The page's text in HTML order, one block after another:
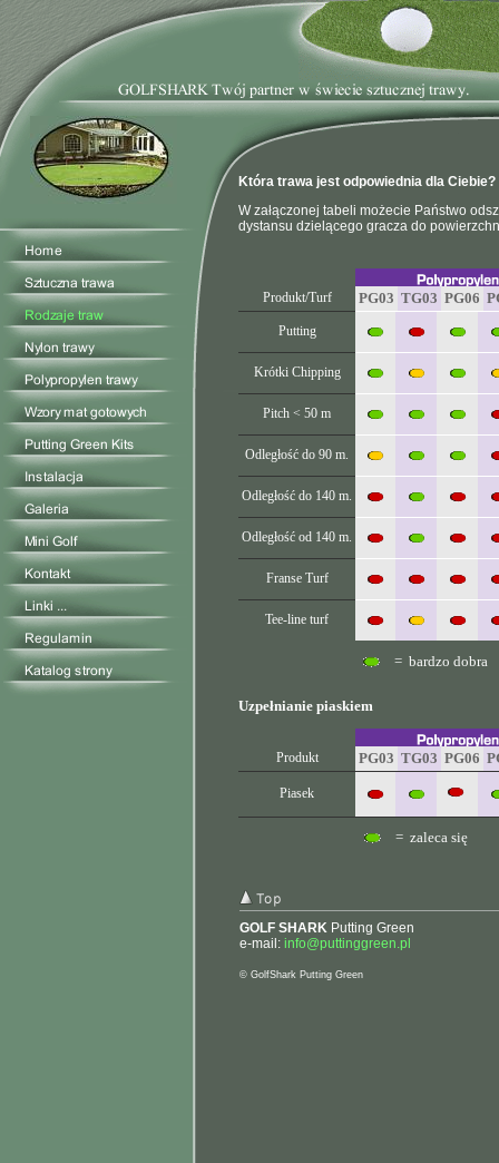
Która trawa jest odpowiednia dla Ciebie?
W załączonej tabeli możecie Państwo
dystansu dzielącego gracza do
Produkt/Turf PG03 TG03 PG06
Putting
Krótki Chipping
Pitch < 50 m
Odległość do 90 m.
Odległość do 140 m.
Odległość od 140 m.
Franse Turf
Tee-line turf
= bardzo dobra
Uzpełnianie piaskiem
Produkt PG03 TG03 PG06
Piasek
= zaleca się
GOLF SHARK Putting Green
e-mail: info@puttinggreen.pl
© GolfShark Putting Green